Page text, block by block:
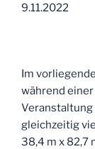
9.11.2022
Im
während
Veranstaltung
gleichzeitig
38,4 m x 82,7